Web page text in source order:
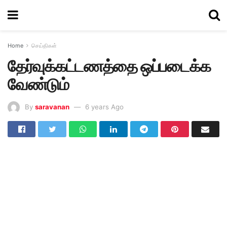
Home செய்திகள்
தேர்வுக்கட்டணத்தை ஒப்படைக்க
வேண்டும்
By saravanan 6 years Ago